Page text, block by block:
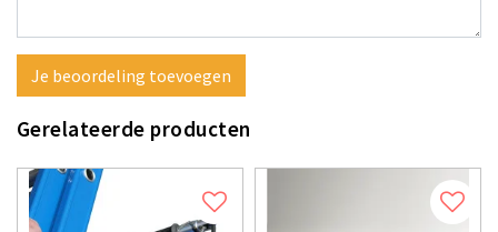
Je beoordeling toevoegen
Gerelateerde producten